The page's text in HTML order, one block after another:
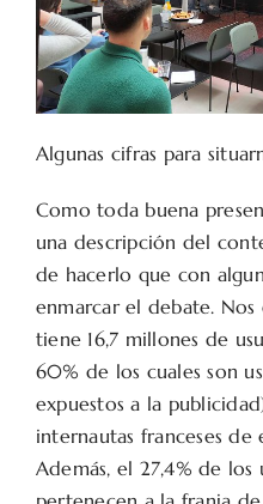
Algunas cifras para
Como toda buena
una descripción del
de hacerlo que con
enmarcar el debate.
tiene 16,7 millones de
60% de los cuales son
expuestos a la
internautas franceses de
Además, el 27,4% de los